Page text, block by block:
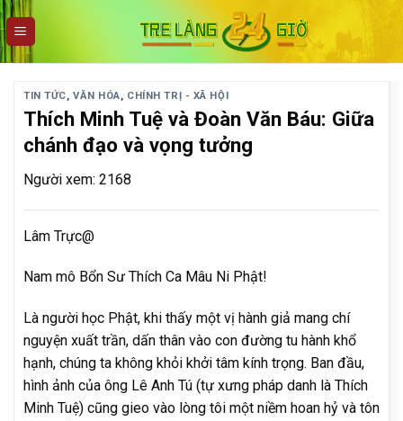
Skip
to
content
TIN TỨC,VĂN HÓA, CHÍNH TRỊ - XÃ HỘI
Thích Minh Tuệ và Đoàn Văn Báu: Giữa
chánh đạo và vọng tưởng
Người xem: 2168
Lâm Trực@
Nam mô Bổn Sư Thích Ca Mâu Ni Phật!
Là người học Phật, khi thấy một vị hành giả mang chí
nguyện xuất trần, dấn thân vào con đường tu hành khổ
hạnh, chúng ta không khỏi khởi tâm kính trọng. Ban đầu,
hình ảnh của ông Lê Anh Tú (tự xưng pháp danh là Thích
Minh Tuệ) cũng gieo vào lòng tôi một niềm hoan hỷ và tôn